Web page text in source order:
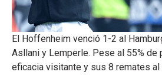
El Hoffenheim venció 1-2 al
Asllani y Lemperle. Pese al 55% de
eficacia visitante y sus 8 remates